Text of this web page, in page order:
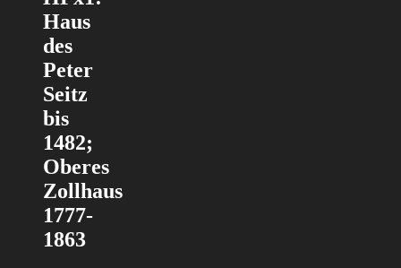
Haus
des
Peter
Seitz
bis
1482;
Oberes
Zollhaus
1777-
1863